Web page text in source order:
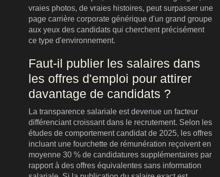
vraies photos, de vraies histoires, peut surpasser une
page carrière corporate générique d'un grand groupe
aux yeux des candidats qui cherchent précisément
ce type d'environnement.
Faut-il publier les salaires dans
les offres d'emploi pour attirer
davantage de candidats ?
La transparence salariale est devenue un facteur
différenciant croissant dans le recrutement. Selon les
études de comportement candidat de 2025, les offres
incluant une fourchette de rémunération reçoivent en
moyenne 30 % de candidatures supplémentaires par
rapport à des offres équivalentes sans information